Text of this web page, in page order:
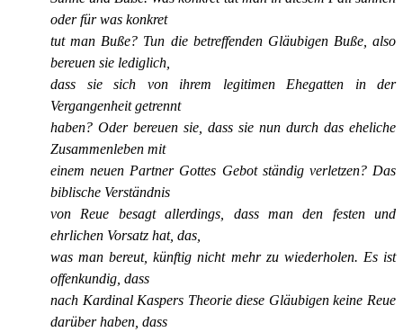
oder für was konkret
tut man Buße? Tun die betreffenden Gläubigen Buße, also
bereuen sie lediglich,
dass sie sich von ihrem legitimen Ehegatten in der
Vergangenheit getrennt
haben? Oder bereuen sie, dass sie nun durch das eheliche
Zusammenleben mit
einem neuen Partner Gottes Gebot ständig verletzen? Das
biblische Verständnis
von Reue besagt allerdings, dass man den festen und
ehrlichen Vorsatz hat, das,
was man bereut, künftig nicht mehr zu wiederholen. Es ist
offenkundig, dass
nach Kardinal Kaspers Theorie diese Gläubigen keine Reue
darüber haben, dass